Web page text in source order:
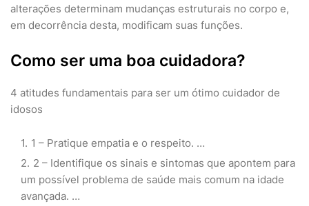
alterações determinam mudanças estruturais no corpo e,
em decorrência desta, modificam suas funções.
Como ser uma boa cuidadora?
4 atitudes fundamentais para ser um ótimo cuidador de
idosos
1 – Pratique empatia e o respeito. …
2 – Identifique os sinais e sintomas que apontem para
um possível problema de saúde mais comum na idade
avançada. …